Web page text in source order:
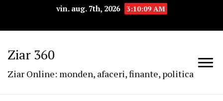
vin. aug. 7th, 2026 3:10:10 AM
Ziar 360
Ziar Online: monden, afaceri, finante, politica